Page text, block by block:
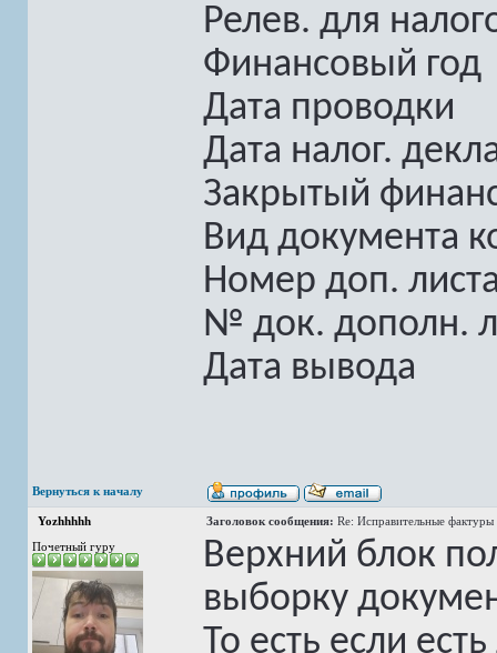
Релев. для
Финансовый год
Дата проводки
Дата налог.
Закрытый
Вид документа
Номер доп.
№ док. дополн.
Дата вывода
Вернуться к началу
Yozhhhhh Заголовок сообщения: Re: Исправительные
Почетный гуру
Верхний блок
выборку
То есть если